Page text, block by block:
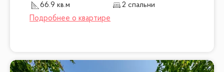
66.9 кв.м
2 спальни